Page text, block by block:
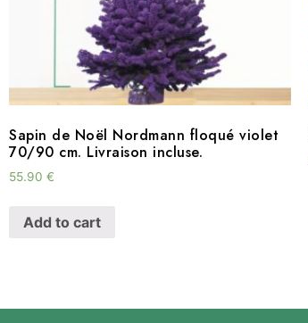
Sapin de Noël Nordmann floqué violet
70/90 cm. Livraison incluse.
55.90 €
Add to cart